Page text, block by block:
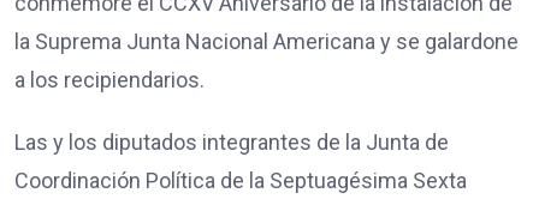
la Suprema Junta Nacional Americana y se galardone
a los recipiendarios.
Las y los diputados integrantes de la Junta de
Coordinación Política de la Septuagésima Sexta